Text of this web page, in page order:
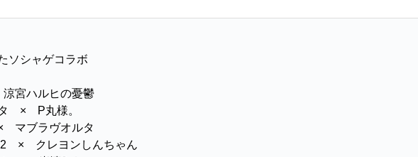
ソシャゲコラボ
宮ハルヒの憂鬱
× P丸様。
マブラヴオルタ
2 × クレヨンしんちゃん